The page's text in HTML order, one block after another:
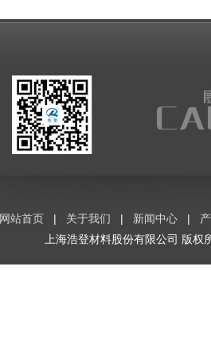
网站首页 | 关于我们 | 新闻中心 |
上海浩登材料股份有限公司 版权